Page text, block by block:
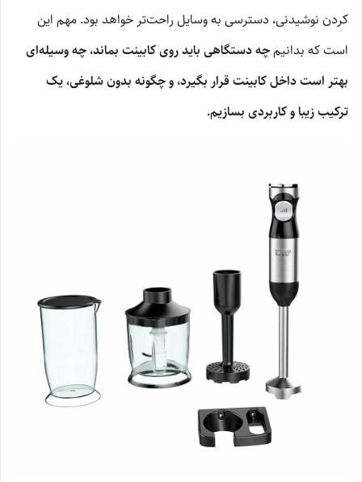
کردن نوشیدنی، دسترسی به وسایل راحت‌تر خواهد بود. مهم این
است که بدانیمچه دستگاهی باید روی کابینت بماند، چه وسیله‌ای
بهتر است داخل کابینت قرار بگیرد، و چگونه بدون شلوغی، یک
ترکیب زیبا و کاربردی بسازیم.